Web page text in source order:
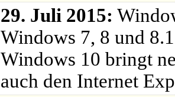
29. Juli 2015:
Windows 7, 8 und
Windows 10 bringt
auch den Internet